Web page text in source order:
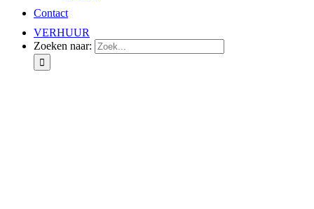
Contact
VERHUUR
Zoeken naar: